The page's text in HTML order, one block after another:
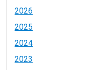
2026
2025
2024
2023